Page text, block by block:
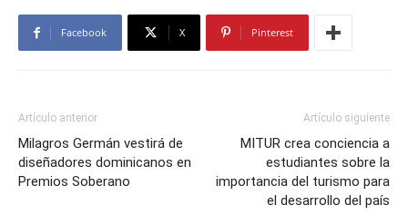
Facebook X Pinterest
Artículo anterior
Milagros Germán vestirá de
diseñadores dominicanos en
Premios Soberano
Artículo siguiente
MITUR crea conciencia a
estudiantes sobre la
importancia del turismo para
el desarrollo del país